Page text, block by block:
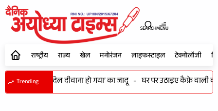
SEARCHMENU
राष्ट्रीय राज्य खेल मनोरंजन लाइफस्टाइल टेक्नोलॉजी
Trending
कायम रहा ‘दिल दीवाना हो गया’ का जादू - घर पर उठाइए कैफ़े वाली